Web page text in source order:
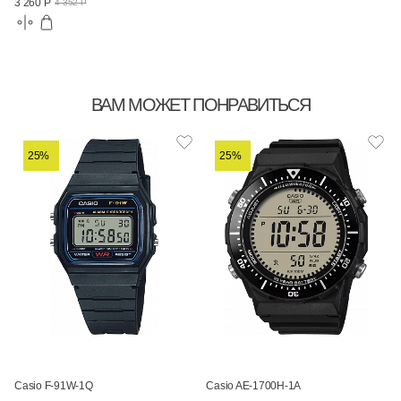
4 352 Р
ВАМ МОЖЕТ ПОНРАВИТЬСЯ
25%
Casio F-91W-1Q
25%
Casio AE-1700H-1A